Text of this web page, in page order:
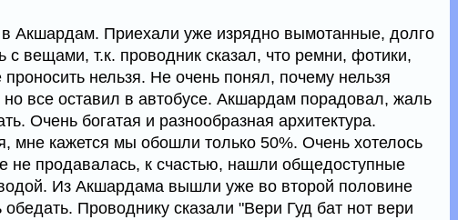
Акшардам. Приехали уже изрядно вымотанные, долго
с вещами, т.к. проводник сказал, что ремни, фотики,
нельзя. Не очень понял, почему нельзя
все оставил в автобусе. Акшардам порадовал, жаль
Очень богатая и разнообразная архитектура.
мне кажется мы обошли только 50%. Очень хотелось
не продавалась, к счастью, нашли общедоступные
Из Акшардама вышли уже во второй половине
Проводнику сказали "Вери Гуд бат нот вери